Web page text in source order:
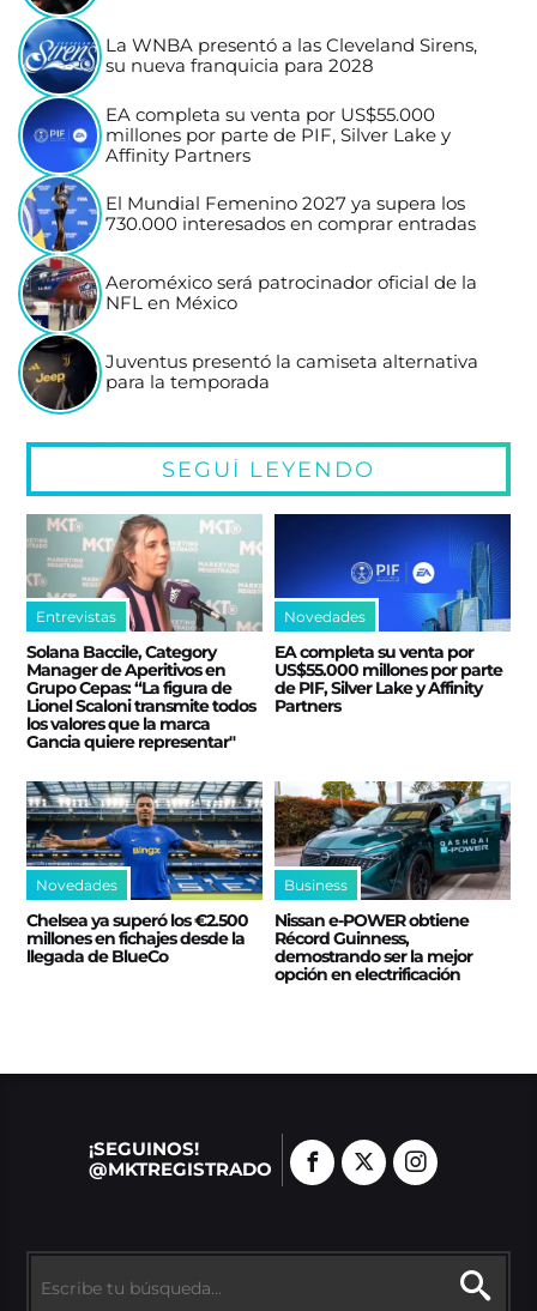
La WNBA presentó a las Cleveland Sirens,
su nueva franquicia para 2028
EA completa su venta por US$55.000
millones por parte de PIF, Silver Lake y
Affinity Partners
El Mundial Femenino 2027 ya supera los
730.000 interesados en comprar entradas
Aeroméxico será patrocinador oficial de la
NFL en México
Juventus presentó la camiseta alternativa
para la temporada
SEGUÍ LEYENDO
Entrevistas
Solana Baccile, Category
Manager de Aperitivos en
Grupo Cepas: “La figura de
Lionel Scaloni transmite todos
los valores que la marca
Gancia quiere representar"
Novedades
EA completa su venta por
US$55.000 millones por parte
de PIF, Silver Lake y Affinity
Partners
Novedades
Chelsea ya superó los €2.500
millones en fichajes desde la
llegada de BlueCo
Business
Nissan e‑POWER obtiene
Récord Guinness,
demostrando ser la mejor
opción en electrificación
¡SEGUINOS!
@MKTREGISTRADO